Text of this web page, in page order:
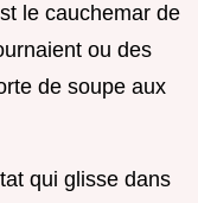
le cauchemar de
ou des
de soupe aux
qui glisse dans